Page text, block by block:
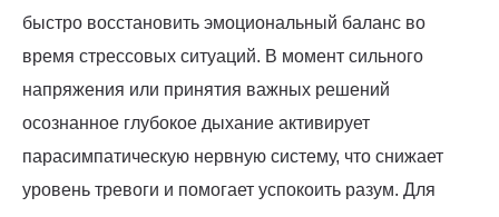
быстро восстановить эмоциональный баланс во
время стрессовых ситуаций. В момент сильного
напряжения или принятия важных решений
осознанное глубокое дыхание активирует
парасимпатическую нервную систему, что снижает
уровень тревоги и помогает успокоить разум. Для